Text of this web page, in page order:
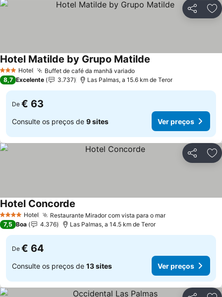
Partilhar
3 EstrelasHotel Buffet de café da manhã variado
Hotel Matilde by Grupo Matilde
8,7 Excelente 3.737 Las Palmas, a 15.6 km de Teror
De € 63
Consulte os preços de 9 sites Ver preços
Partilhar
4 EstrelasHotel Restaurante Mirador com vista para o mar
Hotel Concorde
7,5 Boa 4.376 Las Palmas, a 14.5 km de Teror
De € 64
Consulte os preços de 13 sites Ver preços